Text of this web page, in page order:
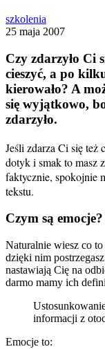
szkolenia
25 maja 2007
Czy zdarzyło Ci
cieszyć, a po
kierowało? A
się wyjątkowo,
zdarzyło.
Jeśli zdarza Ci się też
dotyk i smak to masz
faktycznie, spokojnie
tekstu.
Czym są emocje?
Naturalnie wiesz co
dzięki nim
nastawiają Cię na
darmo mamy ich
informacji z
Emocje to: